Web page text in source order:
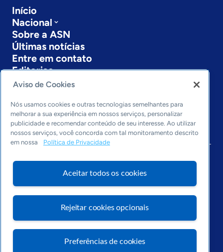
Início
Nacional
Sobre a ASN
Últimas notícias
Entre em contato
Editorias
Economia & Política
Inovação & Tecnologia
Cultura empreendedora
Dados
Arquivo
Aviso de Cookies
Nós usamos cookies e outras tecnologias semelhantes para
melhorar a sua experiência em nossos serviços, personalizar
publicidade e recomendar conteúdo de seu interesse. Ao utilizar
nossos serviços, você concorda com tal monitoramento descrito
em nossa
Política de Privacidade
Aceitar todos os cookies
Rejeitar cookies opcionais
Preferências de cookies